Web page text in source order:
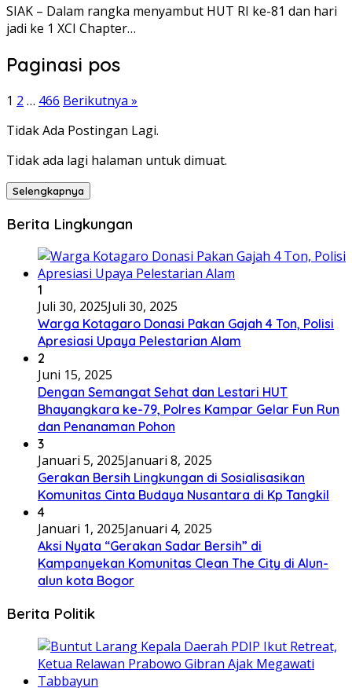
SIAK – Dalam rangka menyambut HUT RI ke-81 dan hari
jadi ke 1 XCI Chapter…
Paginasi pos
1 2 … 466 Berikutnya »
Tidak Ada Postingan Lagi.
Tidak ada lagi halaman untuk dimuat.
Selengkapnya
Berita Lingkungan
1
Juli 30, 2025Juli 30, 2025
Warga Kotagaro Donasi Pakan Gajah 4 Ton, Polisi
Apresiasi Upaya Pelestarian Alam
2
Juni 15, 2025
Dengan Semangat Sehat dan Lestari HUT
Bhayangkara ke-79, Polres Kampar Gelar Fun Run
dan Penanaman Pohon
3
Januari 5, 2025Januari 8, 2025
Gerakan Bersih Lingkungan di Sosialisasikan
Komunitas Cinta Budaya Nusantara di Kp Tangkil
4
Januari 1, 2025Januari 4, 2025
Aksi Nyata “Gerakan Sadar Bersih” di
Kampanyekan Komunitas Clean The City di Alun-
alun kota Bogor
Berita Politik